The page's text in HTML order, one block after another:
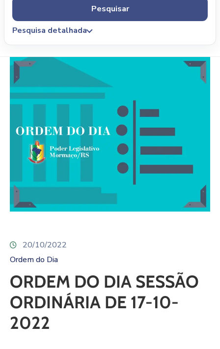
Pesquisar
Pesquisa detalhada
20/10/2022
Ordem do Dia
ORDEM DO DIA SESSÃO
ORDINÁRIA DE 17-10-
2022